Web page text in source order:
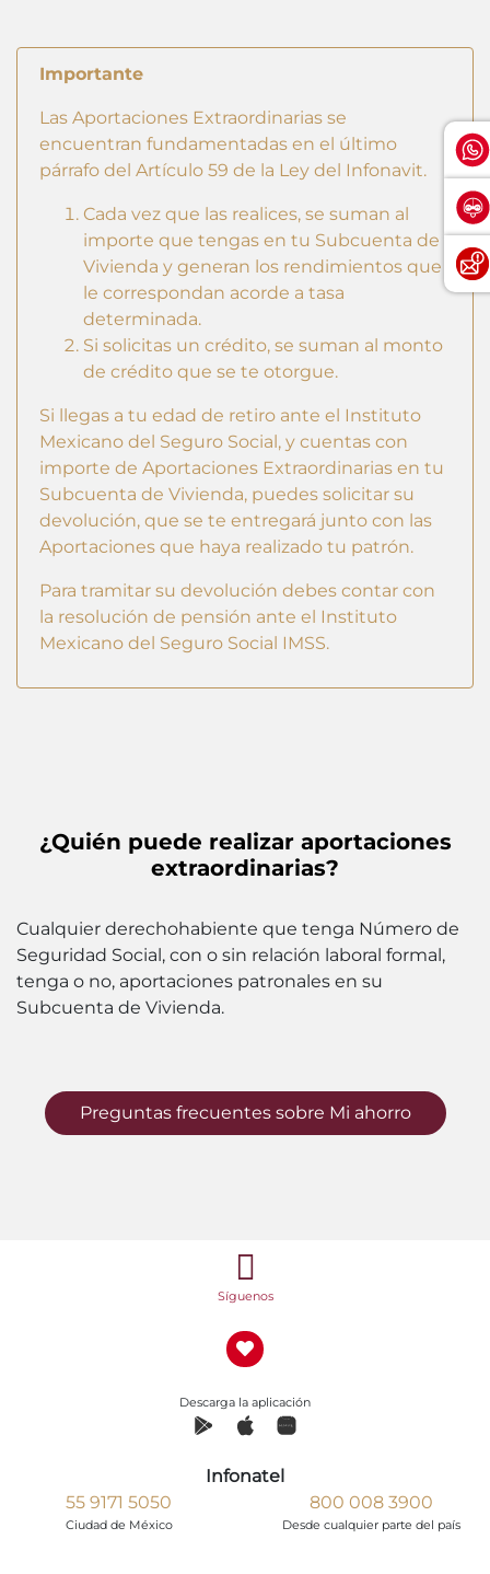
Importante
Las Aportaciones Extraordinarias se
encuentran fundamentadas en el último
párrafo del Artículo 59 de la Ley del Infonavit.
Cada vez que las realices, se suman al
importe que tengas en tu Subcuenta de
Vivienda y generan los rendimientos que
le correspondan acorde a tasa
determinada.
Si solicitas un crédito, se suman al monto
de crédito que se te otorgue.
Si llegas a tu edad de retiro ante el Instituto
Mexicano del Seguro Social, y cuentas con
importe de Aportaciones Extraordinarias en tu
Subcuenta de Vivienda, puedes solicitar su
devolución, que se te entregará junto con las
Aportaciones que haya realizado tu patrón.
Para tramitar su devolución debes contar con
la resolución de pensión ante el Instituto
Mexicano del Seguro Social IMSS.
¿Quién puede realizar aportaciones
extraordinarias?
Cualquier derechohabiente que tenga Número de
Seguridad Social, con o sin relación laboral formal,
tenga o no, aportaciones patronales en su
Subcuenta de Vivienda.
Preguntas frecuentes sobre Mi ahorro
Síguenos
Descarga la aplicación
Infonatel
55 9171 5050
Ciudad de México
800 008 3900
Desde cualquier parte del país